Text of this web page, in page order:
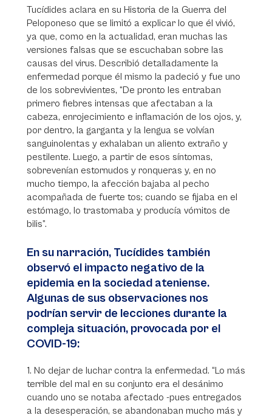
Tucídides aclara en su Historia de la Guerra del
Peloponeso que se limitó a explicar lo que él vivió,
ya que, como en la actualidad, eran muchas las
versiones falsas que se escuchaban sobre las
causas del virus. Describió detalladamente la
enfermedad porque él mismo la padeció y fue uno
de los sobrevivientes, “De pronto les entraban
primero fiebres intensas que afectaban a la
cabeza, enrojecimiento e inflamación de los ojos, y,
por dentro, la garganta y la lengua se volvían
sanguinolentas y exhalaban un aliento extraño y
pestilente. Luego, a partir de esos síntomas,
sobrevenían estornudos y ronqueras y, en no
mucho tiempo, la afección bajaba al pecho
acompañada de fuerte tos; cuando se fijaba en el
estómago, lo trastornaba y producía vómitos de
bilis”.
En su narración, Tucídides también
observó el impacto negativo de la
epidemia en la sociedad ateniense.
Algunas de sus observaciones nos
podrían servir de lecciones durante la
compleja situación, provocada por el
COVID-19:
1. No dejar de luchar contra la enfermedad. “Lo más
terrible del mal en su conjunto era el desánimo
cuando uno se notaba afectado -pues entregados
a la desesperación, se abandonaban mucho más y